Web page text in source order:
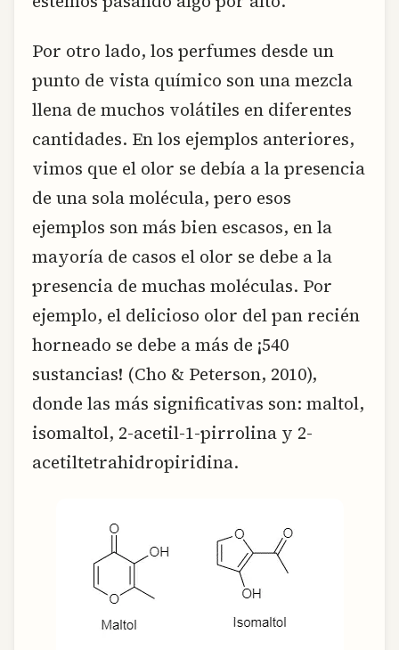
Por otro lado, los perfumes desde un
punto de vista químico son una mezcla
llena de muchos volátiles en diferentes
cantidades. En los ejemplos anteriores,
vimos que el olor se debía a la presencia
de una sola molécula, pero esos
ejemplos son más bien escasos, en la
mayoría de casos el olor se debe a la
presencia de muchas moléculas. Por
ejemplo, el delicioso olor del pan recién
horneado se debe a más de ¡540
sustancias! (Cho & Peterson, 2010),
donde las más significativas son: maltol,
isomaltol, 2-acetil-1-pirrolina y 2-
acetiltetrahidropiridina.